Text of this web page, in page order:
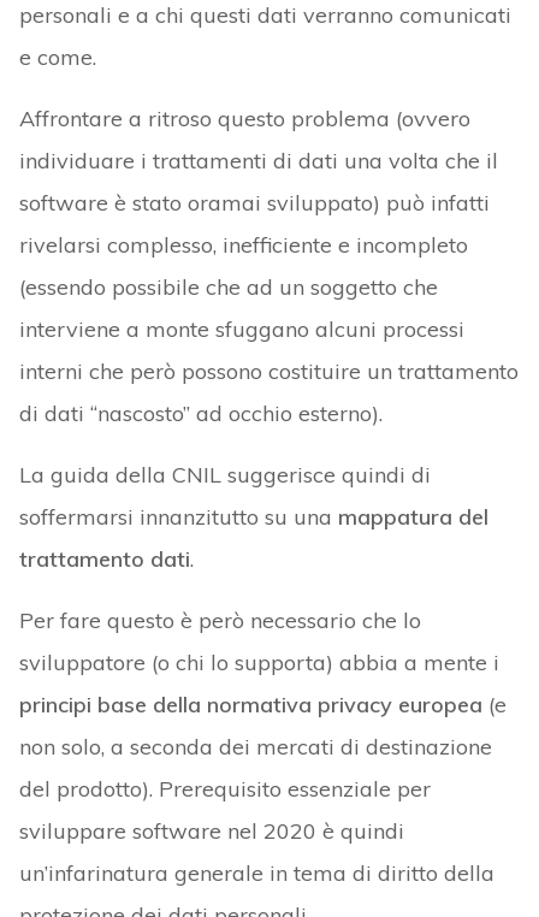
personali e a chi questi dati verranno comunicati
e come.
Affrontare a ritroso questo problema (ovvero
individuare i trattamenti di dati una volta che il
software è stato oramai sviluppato) può infatti
rivelarsi complesso, inefficiente e incompleto
(essendo possibile che ad un soggetto che
interviene a monte sfuggano alcuni processi
interni che però possono costituire un trattamento
di dati “nascosto” ad occhio esterno).
La guida della CNIL suggerisce quindi di
soffermarsi innanzitutto su una mappatura del
trattamento dati.
Per fare questo è però necessario che lo
sviluppatore (o chi lo supporta) abbia a mente i
principi base della normativa privacy europea (e
non solo, a seconda dei mercati di destinazione
del prodotto). Prerequisito essenziale per
sviluppare software nel 2020 è quindi
un’infarinatura generale in tema di diritto della